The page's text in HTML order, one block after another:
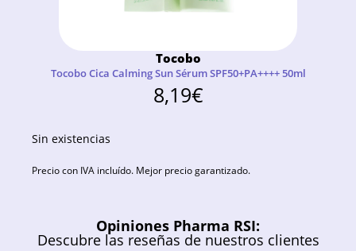
Tocobo
Tocobo Cica Calming Sun Sérum SPF50+PA++++ 50ml
8,19€
Sin existencias
Precio con IVA incluído. Mejor precio garantizado.
Opiniones Pharma RSI:
Descubre las reseñas de nuestros clientes